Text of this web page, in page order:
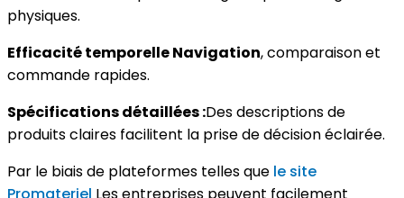
physiques.
Efficacité temporelle Navigation, comparaison et
commande rapides.
Spécifications détaillées :Des descriptions de
produits claires facilitent la prise de décision éclairée.
Par le biais de plateformes telles que le site
Promateriel Les entreprises peuvent facilement